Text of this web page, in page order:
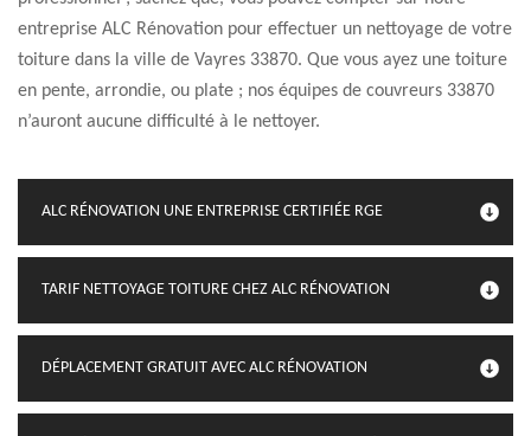
entreprise ALC Rénovation pour effectuer un nettoyage de votre
toiture dans la ville de Vayres 33870. Que vous ayez une toiture
en pente, arrondie, ou plate ; nos équipes de couvreurs 33870
n’auront aucune difficulté à le nettoyer.
ALC RÉNOVATION UNE ENTREPRISE CERTIFIÉE RGE
TARIF NETTOYAGE TOITURE CHEZ ALC RÉNOVATION
DÉPLACEMENT GRATUIT AVEC ALC RÉNOVATION